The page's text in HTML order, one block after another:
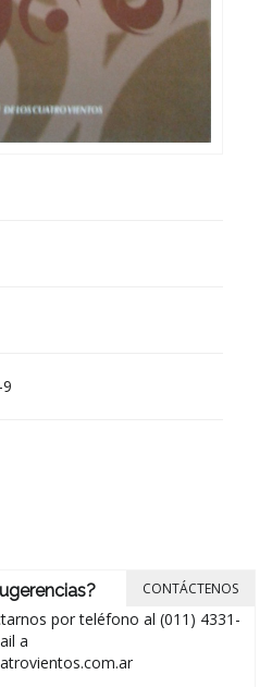
por teléfono al (011) 4331-
a
CONTÁCTENOS